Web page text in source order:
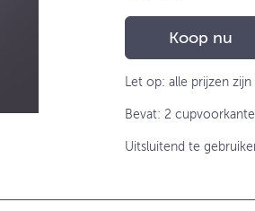
Koop nu
Let op: alle prijzen zijn
Bevat: 2
Uitsluitend te